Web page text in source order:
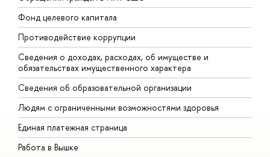
Фонд целевого капитала
Противодействие коррупции
Сведения о доходах, расходах, об имуществе и
обязательствах имущественного характера
Сведения об образовательной организации
Людям с ограниченными возможностями здоровья
Единая платежная страница
Работа в Вышке